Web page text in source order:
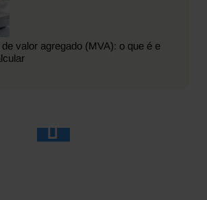
valor agregado (MVA): o que é e